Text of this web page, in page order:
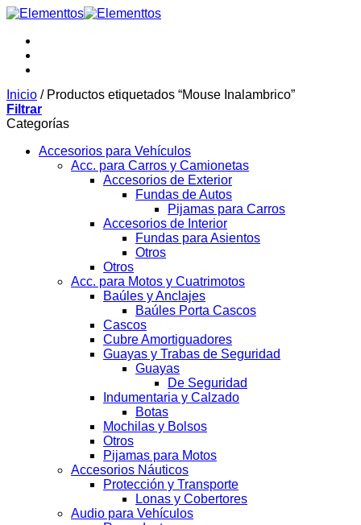
Saltar
contenido
Inicio /Productos etiquetados “Mouse Inalambrico”
Filtrar
Categorías
Accesorios para Vehículos
Acc. para Carros y Camionetas
Accesorios de Exterior
Fundas de Autos
Pijamas para Carros
Accesorios de Interior
Fundas para Asientos
Otros
Otros
Acc. para Motos y Cuatrimotos
Baúles y Anclajes
Baúles Porta Cascos
Cascos
Cubre Amortiguadores
Guayas y Trabas de Seguridad
Guayas
De Seguridad
Indumentaria y Calzado
Botas
Mochilas y Bolsos
Otros
Pijamas para Motos
Accesorios Náuticos
Protección y Transporte
Lonas y Cobertores
Audio para Vehículos